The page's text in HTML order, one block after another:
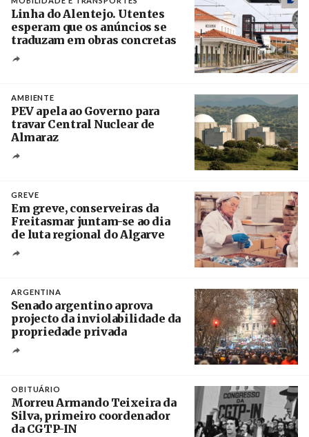
Linha do Alentejo. Utentes
esperam que os anúncios se
traduzam em obras concretas
AMBIENTE
PEV apela ao Governo para
travar Central Nuclear de
Almaraz
GREVE
Em greve, conserveiras da
Freitasmar juntam-se ao dia
de luta regional do Algarve
ARGENTINA
Senado argentino aprova
projecto da inviolabilidade da
propriedade privada
OBITUÁRIO
Morreu Armando Teixeira da
Silva, primeiro coordenador
da CGTP-IN